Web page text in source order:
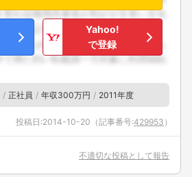
Yahoo!
で登録
正社員 年収300万円 2011年度
投稿日:2014-10-20 （記事番号:429953 ）
不適切な投稿として報告